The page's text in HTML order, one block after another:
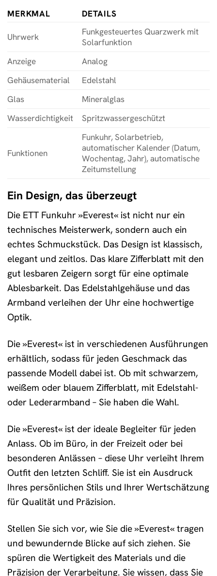
MERKMAL DETAILS
Uhrwerk
Funkgesteuertes Quarzwerk mit
Solarfunktion
Anzeige
Analog
Gehäusematerial
Edelstahl
Glas
Mineralglas
Wasserdichtigkeit
Spritzwassergeschützt
Funktionen
Funkuhr, Solarbetrieb,
automatischer Kalender (Datum,
Wochentag, Jahr), automatische
Zeitumstellung
Ein Design, das überzeugt
Die ETT Funkuhr »Everest« ist nicht nur ein
technisches Meisterwerk, sondern auch ein
echtes Schmuckstück. Das Design ist klassisch,
elegant und zeitlos. Das klare Zifferblatt mit den
gut lesbaren Zeigern sorgt für eine optimale
Ablesbarkeit. Das Edelstahlgehäuse und das
Armband verleihen der Uhr eine hochwertige
Optik.
Die »Everest« ist in verschiedenen Ausführungen
erhältlich, sodass für jeden Geschmack das
passende Modell dabei ist. Ob mit schwarzem,
weißem oder blauem Zifferblatt, mit Edelstahl-
oder Lederarmband – Sie haben die Wahl.
Die »Everest« ist der ideale Begleiter für jeden
Anlass. Ob im Büro, in der Freizeit oder bei
besonderen Anlässen – diese Uhr verleiht Ihrem
Outfit den letzten Schliff. Sie ist ein Ausdruck
Ihres persönlichen Stils und Ihrer Wertschätzung
für Qualität und Präzision.
Stellen Sie sich vor, wie Sie die »Everest« tragen
und bewundernde Blicke auf sich ziehen. Sie
spüren die Wertigkeit des Materials und die
Präzision der Verarbeitung. Sie wissen, dass Sie